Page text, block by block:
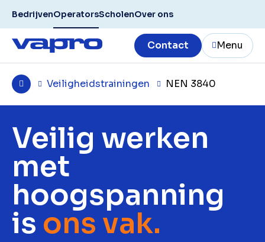
BedrijvenOperatorsScholenOver ons
Contact Menu
Veilig werken
met
hoogspanning
is ons vak.
Veiligheidstrainingen NEN 3840